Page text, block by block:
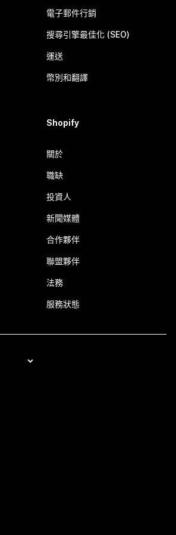
電子郵件行銷
搜尋引擎最佳化 (SEO)
運送
幣別和翻譯
Shopify
關於
職缺
投資人
新聞媒體
合作夥伴
聯盟夥伴
法務
服務狀態